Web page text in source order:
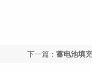
下一篇： 蓄电池填